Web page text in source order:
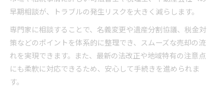
早期相談が、トラブルの発生リスクを大きく減らします。
専門家に相談することで、名義変更や遺産分割協議、税金対
策などのポイントを体系的に整理でき、スムーズな売却の流
れを実現できます。また、最新の法改正や地域特有の注意点
にも柔軟に対応できるため、安心して手続きを進められま
す。